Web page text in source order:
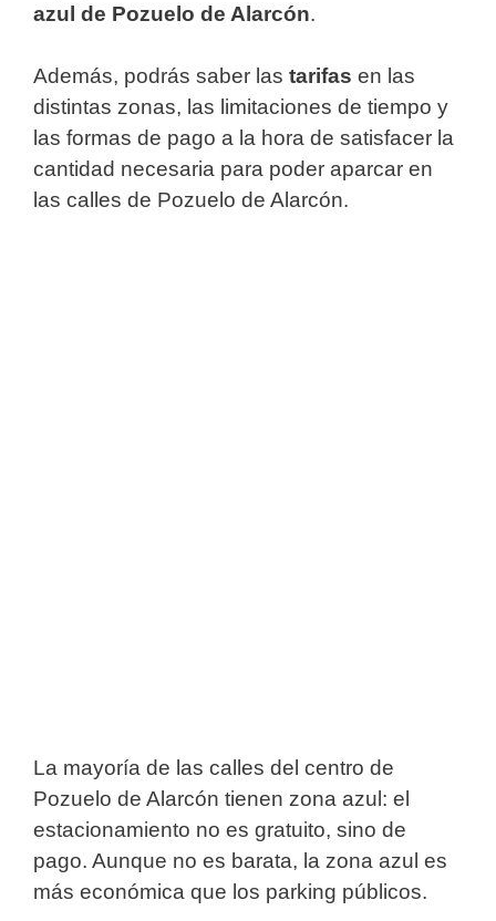
azul de Pozuelo de Alarcón.
Además, podrás saber las tarifas en las
distintas zonas, las limitaciones de tiempo y
las formas de pago a la hora de satisfacer la
cantidad necesaria para poder aparcar en
las calles de Pozuelo de Alarcón.
La mayoría de las calles del centro de
Pozuelo de Alarcón tienen zona azul: el
estacionamiento no es gratuito, sino de
pago. Aunque no es barata, la zona azul es
más económica que los parking públicos.